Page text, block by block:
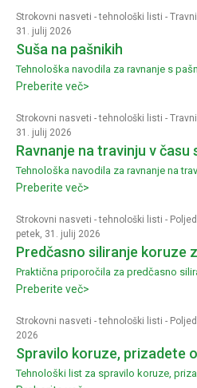
Strokovni nasveti - tehnološki listi -
31. julij 2026
Suša na pašnikih
Tehnološka navodila za ravnanje s
Preberite več>
Strokovni nasveti - tehnološki listi -
31. julij 2026
Ravnanje na travinju v času
Tehnološka navodila za ravnanje na
Preberite več>
Strokovni nasveti - tehnološki listi -
petek, 31. julij 2026
Predčasno siliranje koruze
Praktična priporočila za predčasno
Preberite več>
Strokovni nasveti - tehnološki listi -
2026
Spravilo koruze, prizadete
Tehnološki list za spravilo koruze,